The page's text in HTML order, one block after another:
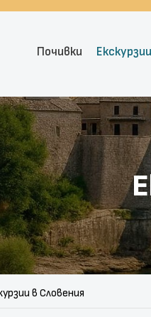
Почивки Екскурзии
в Словения